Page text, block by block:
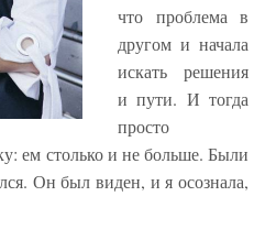
что проблема в
другом и начала
искать решения
и пути. И тогда
просто
ем столько и не больше. Были
Он был виден, и я осознала,